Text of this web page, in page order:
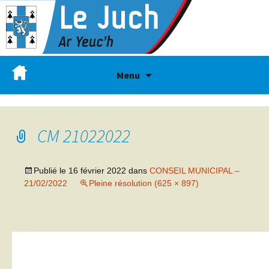
Menu
CM 21022022
Publié le 16 février 2022 dans CONSEIL MUNICIPAL –
21/02/2022
Pleine résolution (625 × 897)